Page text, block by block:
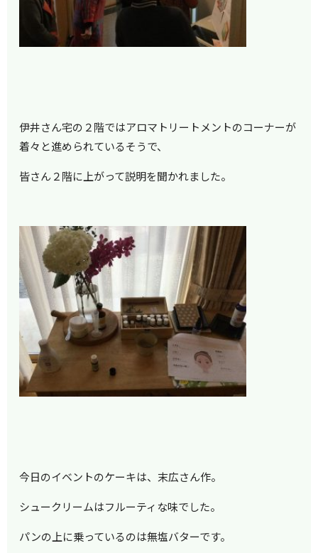
伊井さん宅の２階ではアロマトリートメントのコーナーが
着々と進められているそうで、
皆さん２階に上がって説明を聞かれました。
今日のイベントのケーキは、末広さん作。
シュークリームはフルーティな味でした。
パンの上に乗っているのは無塩バターです。